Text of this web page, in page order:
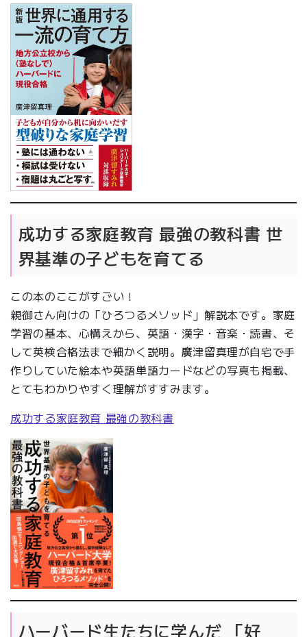
成功する家庭教育 最強の教科書 世
界基準の子どもを育てる
この本のここがすごい！
親御さん向けの「ひろつるメソッド」解説本です。家庭
学習の基本、心構えから、英語・漢字・音楽・読書、そ
して英検合格法まで細かく説明。廣津留真理が自宅で手
作りしていた絵本や英語単語カードなどの写真も掲載、
とてもわかりやすく理解がすすみます。
成功する家庭教育 最強の教科書
ハーバード生たちに学んだ 「好